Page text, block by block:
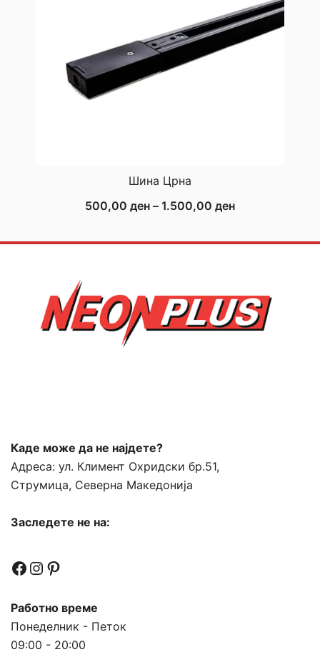
Шина Црна
500,00 ден – 1.500,00 денPrice
500,00 ден
Каде може да не најдете?
Адреса: ул. Климент Охридски бр.51,
Струмица, Северна Македонија
Заследете не на:
Facebook
Instagram
Pinterest
Работно време
Понеделник - Петок
09:00 - 20:00